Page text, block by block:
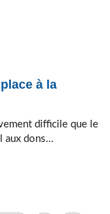
à la
difficile que le
aux dons...